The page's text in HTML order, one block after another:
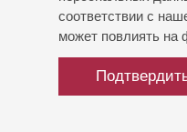
соответствии с
может повлиять на